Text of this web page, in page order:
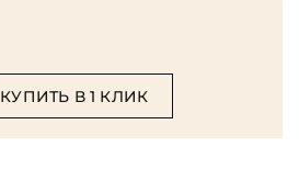
КУПИТЬ В 1 КЛИК